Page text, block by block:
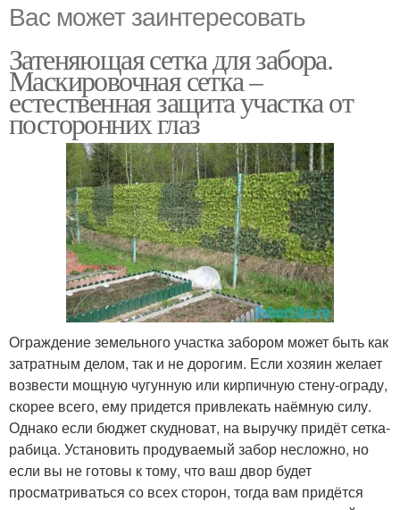
Вас может заинтересовать
Затеняющая сетка для забора.
Маскировочная сетка –
естественная защита участка от
посторонних глаз
Ограждение земельного участка забором может быть как
затратным делом, так и не дорогим. Если хозяин желает
возвести мощную чугунную или кирпичную стену-ограду,
скорее всего, ему придется привлекать наёмную силу.
Однако если бюджет скудноват, на выручку придёт сетка-
рабица. Установить продуваемый забор несложно, но
если вы не готовы к тому, что ваш двор будет
просматриваться со всех сторон, тогда вам придётся